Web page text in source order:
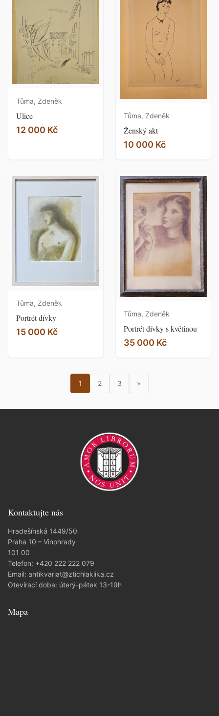
Tůma, Zdeněk
Ulice
12 000 Kč
Tůma, Zdeněk
Ženský akt
10 000 Kč
Tůma, Zdeněk
Portrét dívky
15 000 Kč
Tůma, Zdeněk
Portrét dívky s květinou
35 000 Kč
1 2 3 »
Kontaktujte nás
Hradešínská 1449/50
Praha 10 – Vinohrady
101 00
Telefon: +420 222 222 079
Email: antikvariat@ztichlaklika.cz
Otevírací doba: úterý-pátek 13-19h
Mapa